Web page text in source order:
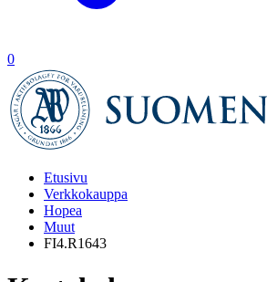
0
Etusivu
Verkkokauppa
Hopea
Muut
FI4.R1643